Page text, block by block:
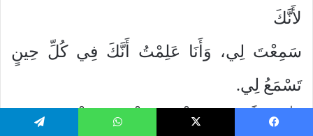
لأَنَّكَ
سَمِعْتَ لِي، وَأَنَا عَلِمْتُ أَنَّكَ فِي كُلِّ حِينٍ
تَسْمَعُ لِي.
وَلٰكِنْ لأَجْلِ هٰذَا ٱلْجَمْعِ ٱلْوَاقِفِ قُلْتُ،